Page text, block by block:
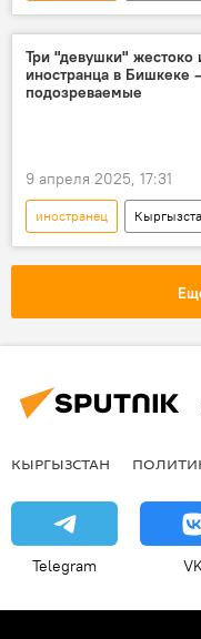
Кыргызстан
Три "девушки" жестоко
иностранца в Бишкеке
подозреваемые
9 апреля 2025, 17:31
иностранец
избиение
КЫРГЫЗСТАН
Telegram